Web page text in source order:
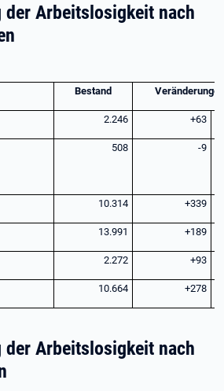
der Arbeitslosigkeit nach
Bestand
2.246 +63
508 -9
10.314 +339
13.991 +189
2.272 +93
10.664 +278
der Arbeitslosigkeit nach